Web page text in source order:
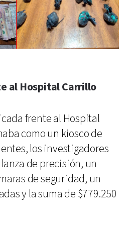
al Hospital Carrillo
frente al Hospital
como un kiosco de
los investigadores
de precisión, un
de seguridad, un
y la suma de $779.250